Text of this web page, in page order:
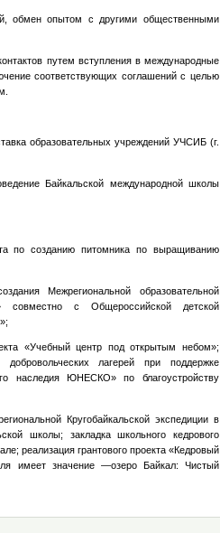
обмен опытом с другими общественными
путем вступления в международные
соответствующих соглашений с целью
образовательных учреждений УЧСИБ (г.
Байкальской международной школы
по созданию питомника по выращиванию
Межрегиональной образовательной
совместно с Общероссийской детской
«Учебный центр под открытым небом»;
лагерей при поддержке
наследия ЮНЕСКО» по благоустройству
Кругобайкальской экспедиции в
школы; закладка школьного кедрового
реализация грантового проекта «Кедровый
имеет значение —озеро Байкал: Чистый